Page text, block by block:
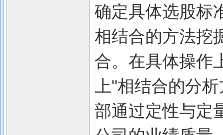
确定具体选股标
相结合的方法挖
合。在具体操作
上"相结合的分
部通过定性与定